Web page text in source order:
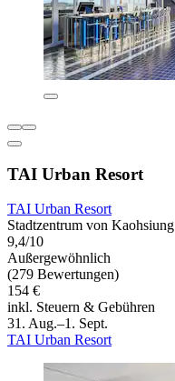
TAI Urban Resort
TAI Urban Resort
Stadtzentrum von Kaohsiung
9,4/10
Außergewöhnlich
(279 Bewertungen)
154 €
inkl. Steuern & Gebühren
31. Aug.–1. Sept.
TAI Urban Resort